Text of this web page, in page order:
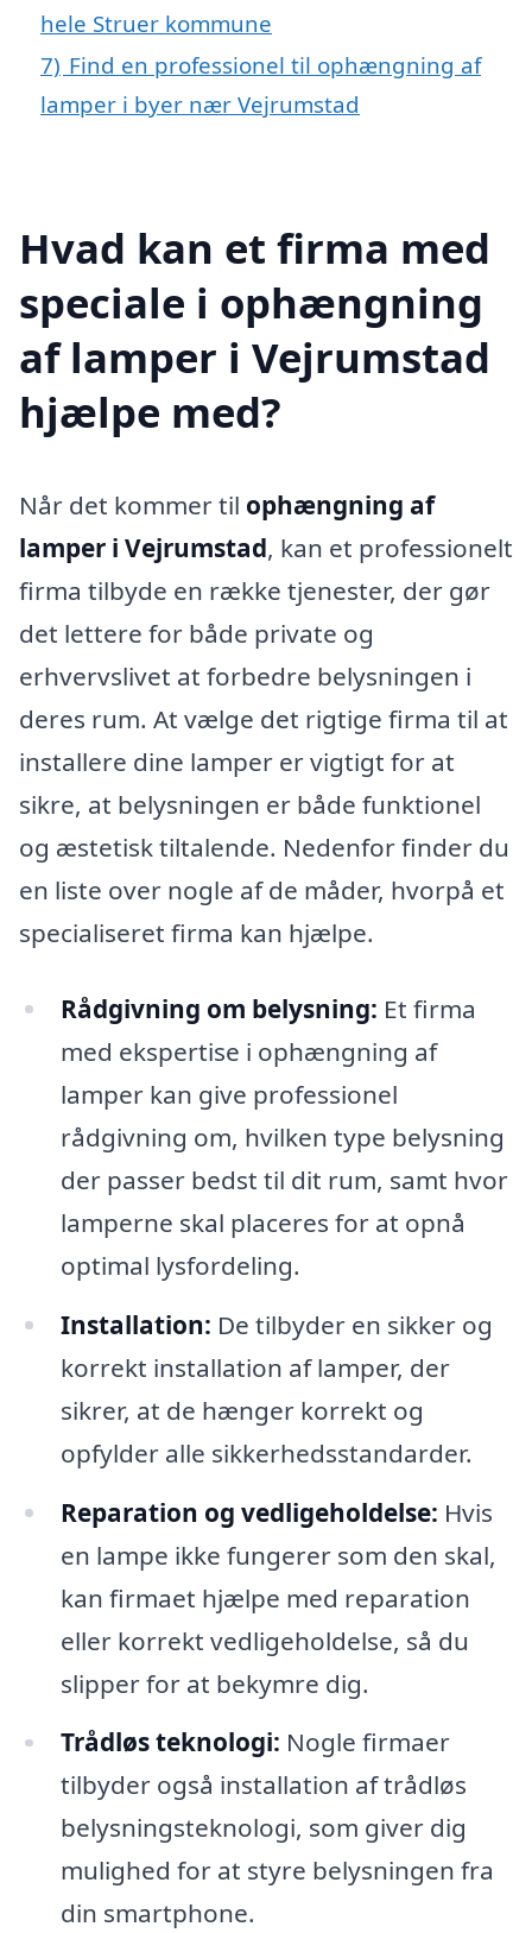
hele Struer kommune
7) Find en professionel til ophængning af
lamper i byer nær Vejrumstad
Hvad kan et firma med
speciale i ophængning
af lamper i Vejrumstad
hjælpe med?
Når det kommer til ophængning af
lamper i Vejrumstad, kan et professionelt
firma tilbyde en række tjenester, der gør
det lettere for både private og
erhvervslivet at forbedre belysningen i
deres rum. At vælge det rigtige firma til at
installere dine lamper er vigtigt for at
sikre, at belysningen er både funktionel
og æstetisk tiltalende. Nedenfor finder du
en liste over nogle af de måder, hvorpå et
specialiseret firma kan hjælpe.
Rådgivning om belysning: Et firma
med ekspertise i ophængning af
lamper kan give professionel
rådgivning om, hvilken type belysning
der passer bedst til dit rum, samt hvor
lamperne skal placeres for at opnå
optimal lysfordeling.
Installation: De tilbyder en sikker og
korrekt installation af lamper, der
sikrer, at de hænger korrekt og
opfylder alle sikkerhedsstandarder.
Reparation og vedligeholdelse: Hvis
en lampe ikke fungerer som den skal,
kan firmaet hjælpe med reparation
eller korrekt vedligeholdelse, så du
slipper for at bekymre dig.
Trådløs teknologi: Nogle firmaer
tilbyder også installation af trådløs
belysningsteknologi, som giver dig
mulighed for at styre belysningen fra
din smartphone.